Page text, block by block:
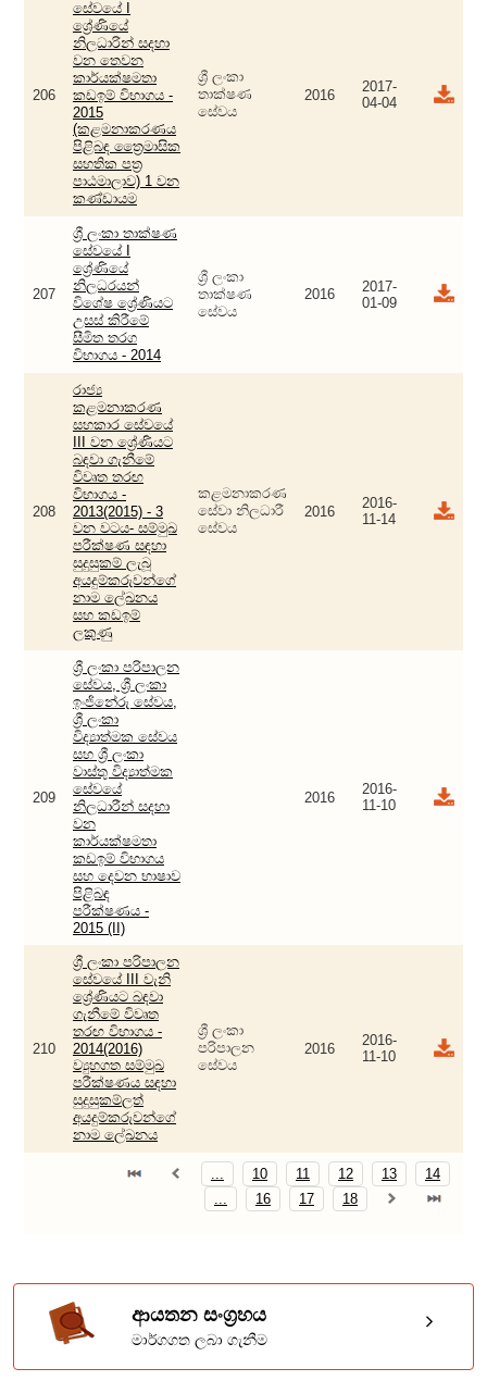
206
සේවයේ I
ශ්‍රේණියේ
නිලධාරින් සදහා
වන තෙවන
කාර්යක්ෂමතා
කඩඉම් විභාගය‍ -
2015
(කළමනාකරණය
පිළිබඳ ත්‍රෛමාසික
සහතික පත්‍ර
පාඨමාලාව) 1 වන
කණ්ඩායම
ශ්‍රී ලංකා
තාක්ෂණ
සේවය
2016
2017-
04-04
207
ශ්‍රී ලංකා තාක්ෂණ
සේවයේ I
ශ්‍රේණියේ
නිලධරයන්
විශේෂ ශ්‍රේණියට
උසස් කිරීමේ
සීමිත තරග
විභාගය - 2014
ශ්‍රී ලංකා
තාක්ෂණ
සේවය
2016
2017-
01-09
208
රාජ්‍ය
කළමනාකරණ
සහකාර සේවයේ
III වන ශ්‍රේණියට
බඳවා ගැනීමේ
විවෘත තරඟ
විභාගය -
2013(2015) - 3
වන වටය- සම්මුඛ
පරීක්ෂණ සඳහා
සුදුසුකම් ලැබූ
අයදුම්කරුවන්ගේ
නාම ලේඛනය
සහ කඩඉම්
ලකුණු
කළමනාකරණ
සේවා නිලධාරී
සේවය
2016
2016-
11-14
209
ශ්‍රී ලංකා පරිපාලන
සේවය, ශ්‍රී ලංකා
ඉංජිනේරු සේවය,
ශ්‍රී ලංකා
විද්‍යාත්මක සේවය
සහ ශ්‍රී ලංකා
වාස්තු විද්‍යාත්මක
සේවයේ
නිලධාරීන් සදහා
වන
කාර්යක්ෂමතා
කඩඉම් විභාගය
සහ දෙවන භාෂාව
පිළිබඳ
පරීක්ෂණය -
2015 (II)
2016
2016-
11-10
210
ශ්‍රී ලංකා පරිපාලන
සේවයේ III වැනි
ශ්‍රේණියට බඳවා
ගැනීමේ විවෘත
තරඟ විභාගය -
2014(2016)
ව්‍යුහගත සම්මුඛ
පරීක්ෂණය සඳහා
සුදුසුකම්ලත්
අයදුම්කරුවන්ගේ
නාම ලේඛනය
ශ්‍රී ලංකා
පරිපාලන
සේවය
2016
2016-
11-10
... 10 11 12 13
14
...
16 17 18
ආයතන සංග්‍රහය
මාර්ගගත ලබා ගැනීම